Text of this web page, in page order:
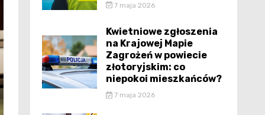
7 maja 2026
Kwietniowe zgłoszenia
na Krajowej Mapie
Zagrożeń w powiecie
złotoryjskim: co
niepokoi mieszkańców?
7 maja 2026